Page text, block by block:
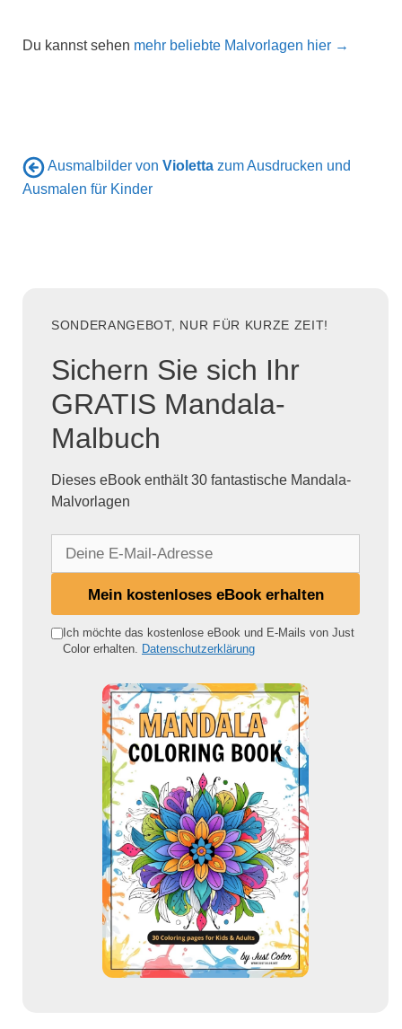
Du kannst sehen mehr beliebte Malvorlagen hier →
Ausmalbilder von Violetta zum Ausdrucken und
Ausmalen für Kinder
SONDERANGEBOT, NUR FÜR KURZE ZEIT!
Sichern Sie sich Ihr
GRATIS Mandala-
Malbuch
Dieses eBook enthält 30 fantastische Mandala-
Malvorlagen
e
Mein kostenloses eBook erhalten
Ich möchte das kostenlose eBook und E-Mails von Just
Color erhalten. Datenschutzerklärung